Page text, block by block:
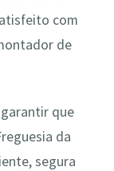
com
de
que
da
segura